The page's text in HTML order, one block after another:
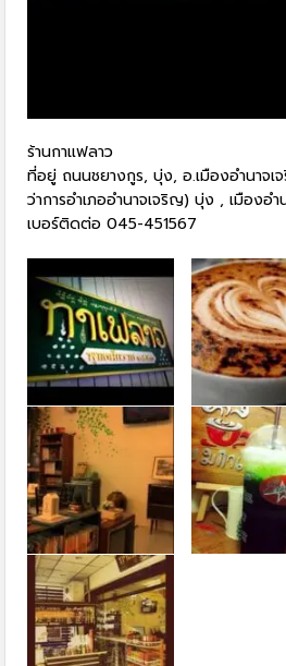
ร้านกาแฟลาว
ที่อยู่ ถนนชยางกูร, บุ่ง, อ.เมืองอำนาจเ
ว่าการอำเภออำนาจเจริญ) บุ่ง , เมืองอ
เบอร์ติดต่อ 045-451567